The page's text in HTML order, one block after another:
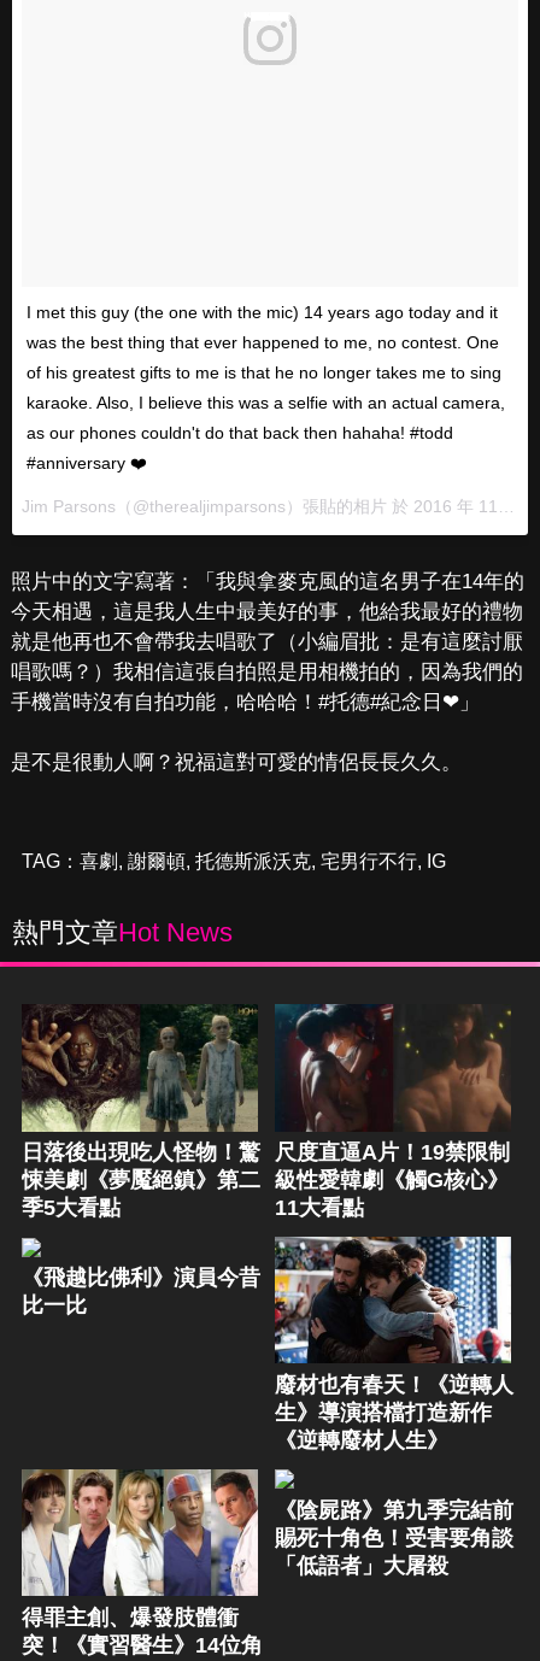
「我與拿麥克風的這名男子在14年的今天相遇，這是我人生中最美好的事，他給我最好的禮物就是他再也不會帶我去唱歌了（小編眉批：是有這麼討厭唱歌嗎？）我相信這張自拍照是用相機拍的，因為我們的手機當時沒有自拍功能，哈哈哈！」
I met this guy (the one with the mic) 14 years ago today and it
was the best thing that ever happened to me, no contest. One
of his greatest gifts to me is that he no longer takes me to sing
karaoke. Also, I believe this was a selfie with an actual camera,
as our phones couldn't do that back then hahaha! #todd
#anniversary ❤️
Jim Parsons（@therealjimparsons）張貼的相片 於 2016 年 11月 月 15 1:43下午 PST
照片中的文字寫著：「我與拿麥克風的這名男子在14年的
今天相遇，這是我人生中最美好的事，他給我最好的禮物
就是他再也不會帶我去唱歌了（小編眉批：是有這麼討厭
唱歌嗎？）我相信這張自拍照是用相機拍的，因為我們的
手機當時沒有自拍功能，哈哈哈！#托德#紀念日❤」
是不是很動人啊？祝福這對可愛的情侶長長久久。
TAG： 喜劇 , 謝爾頓, 托德斯派沃克, 宅男行不行, IG
熱門文章Hot News
日落後出現吃人怪物！驚
悚美劇《夢魘絕鎮》第二
季5大看點
尺度直逼A片！19禁限制
級性愛韓劇《觸G核心》
11大看點
《飛越比佛利》演員今昔
比一比
廢材也有春天！《逆轉人
生》導演搭檔打造新作
《逆轉廢材人生》
得罪主創、爆發肢體衝
突！《實習醫生》14位角
《陰屍路》第九季完結前
賜死十角色！受害要角談
「低語者」大屠殺